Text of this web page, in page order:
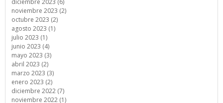
diciembre 2023 (6)
noviembre 2023 (2)
octubre 2023 (2)
agosto 2023 (1)
julio 2023 (1)
junio 2023 (4)
mayo 2023 (3)
abril 2023 (2)
marzo 2023 (3)
enero 2023 (2)
diciembre 2022 (7)
noviembre 2022 (1)